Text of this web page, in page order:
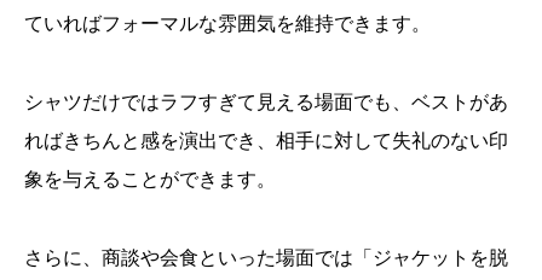
ていればフォーマルな雰囲気を維持できます。
シャツだけではラフすぎて見える場面でも、ベストがあ
ればきちんと感を演出でき、相手に対して失礼のない印
象を与えることができます。
さらに、商談や会食といった場面では「ジャケットを脱